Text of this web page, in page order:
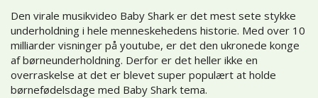
Den virale musikvideo Baby Shark er det mest sete stykke
underholdning i hele menneskehedens historie. Med over 10
milliarder visninger på youtube, er det den ukronede konge
af børneunderholdning. Derfor er det heller ikke en
overraskelse at det er blevet super populært at holde
børnefødelsdage med Baby Shark tema.